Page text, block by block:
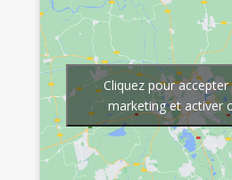
Cliquez pour
marketing et activer